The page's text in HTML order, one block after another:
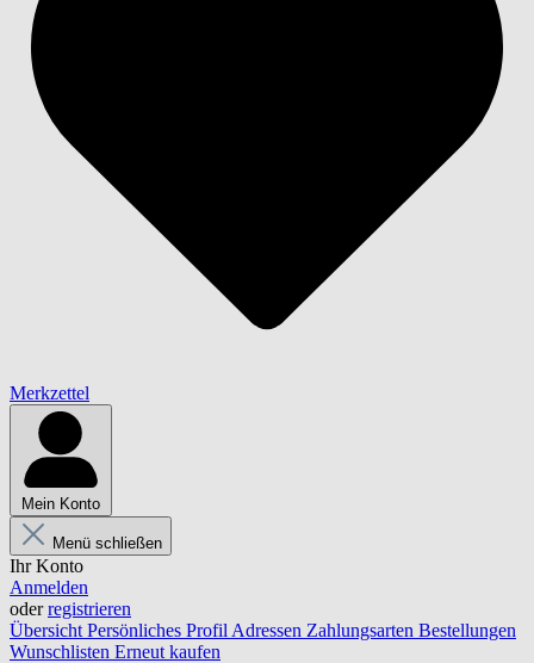
Merkzettel
Mein Konto
Menü schließen
Ihr Konto
Anmelden
oderregistrieren
Übersicht Persönliches Profil Adressen Zahlungsarten Bestellungen
Wunschlisten Erneut kaufen